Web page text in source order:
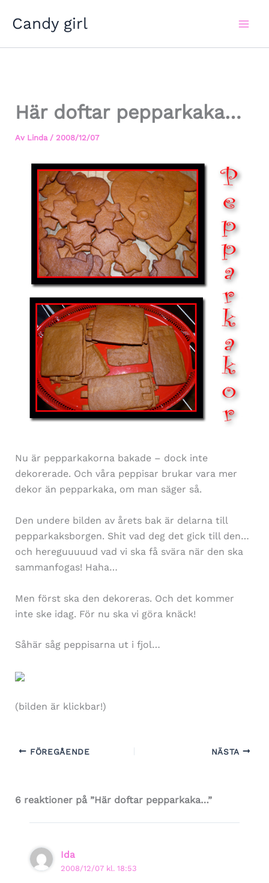
Candy girl
Här doftar pepparkaka…
Av Linda / 2008/12/07
Nu är pepparkakorna bakade – dock inte
dekorerade. Och våra peppisar brukar vara mer
dekor än pepparkaka, om man säger så.
Den undere bilden av årets bak är delarna till
pepparkaksborgen. Shit vad deg det gick till den…
och hereguuuuud vad vi ska få svära när den ska
sammanfogas! Haha…
Men först ska den dekoreras. Och det kommer
inte ske idag. För nu ska vi göra knäck!
Såhär såg peppisarna ut i fjol…
(bilden är klickbar!)
FÖREGÅENDE NÄSTA
6 reaktioner på ”Här doftar pepparkaka…”
Ida
2008/12/07 kl. 18:53